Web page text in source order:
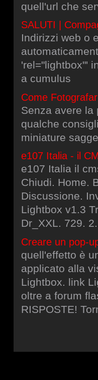
quell'url che
SALUTI |
Indirizzi web o
'rel="lightbox"'
a cumulus
Come
Senza avere la
qualche
miniature sagge
e107 Italia - il
e107 Italia il
Chiudi. Home.
Discussione.
Lightbox v1.3
Dr_XXL. 729.
Creare un pop-
quell'effetto è
applicato alla
Lightbox. link
oltre a forum
RISPOSTE!